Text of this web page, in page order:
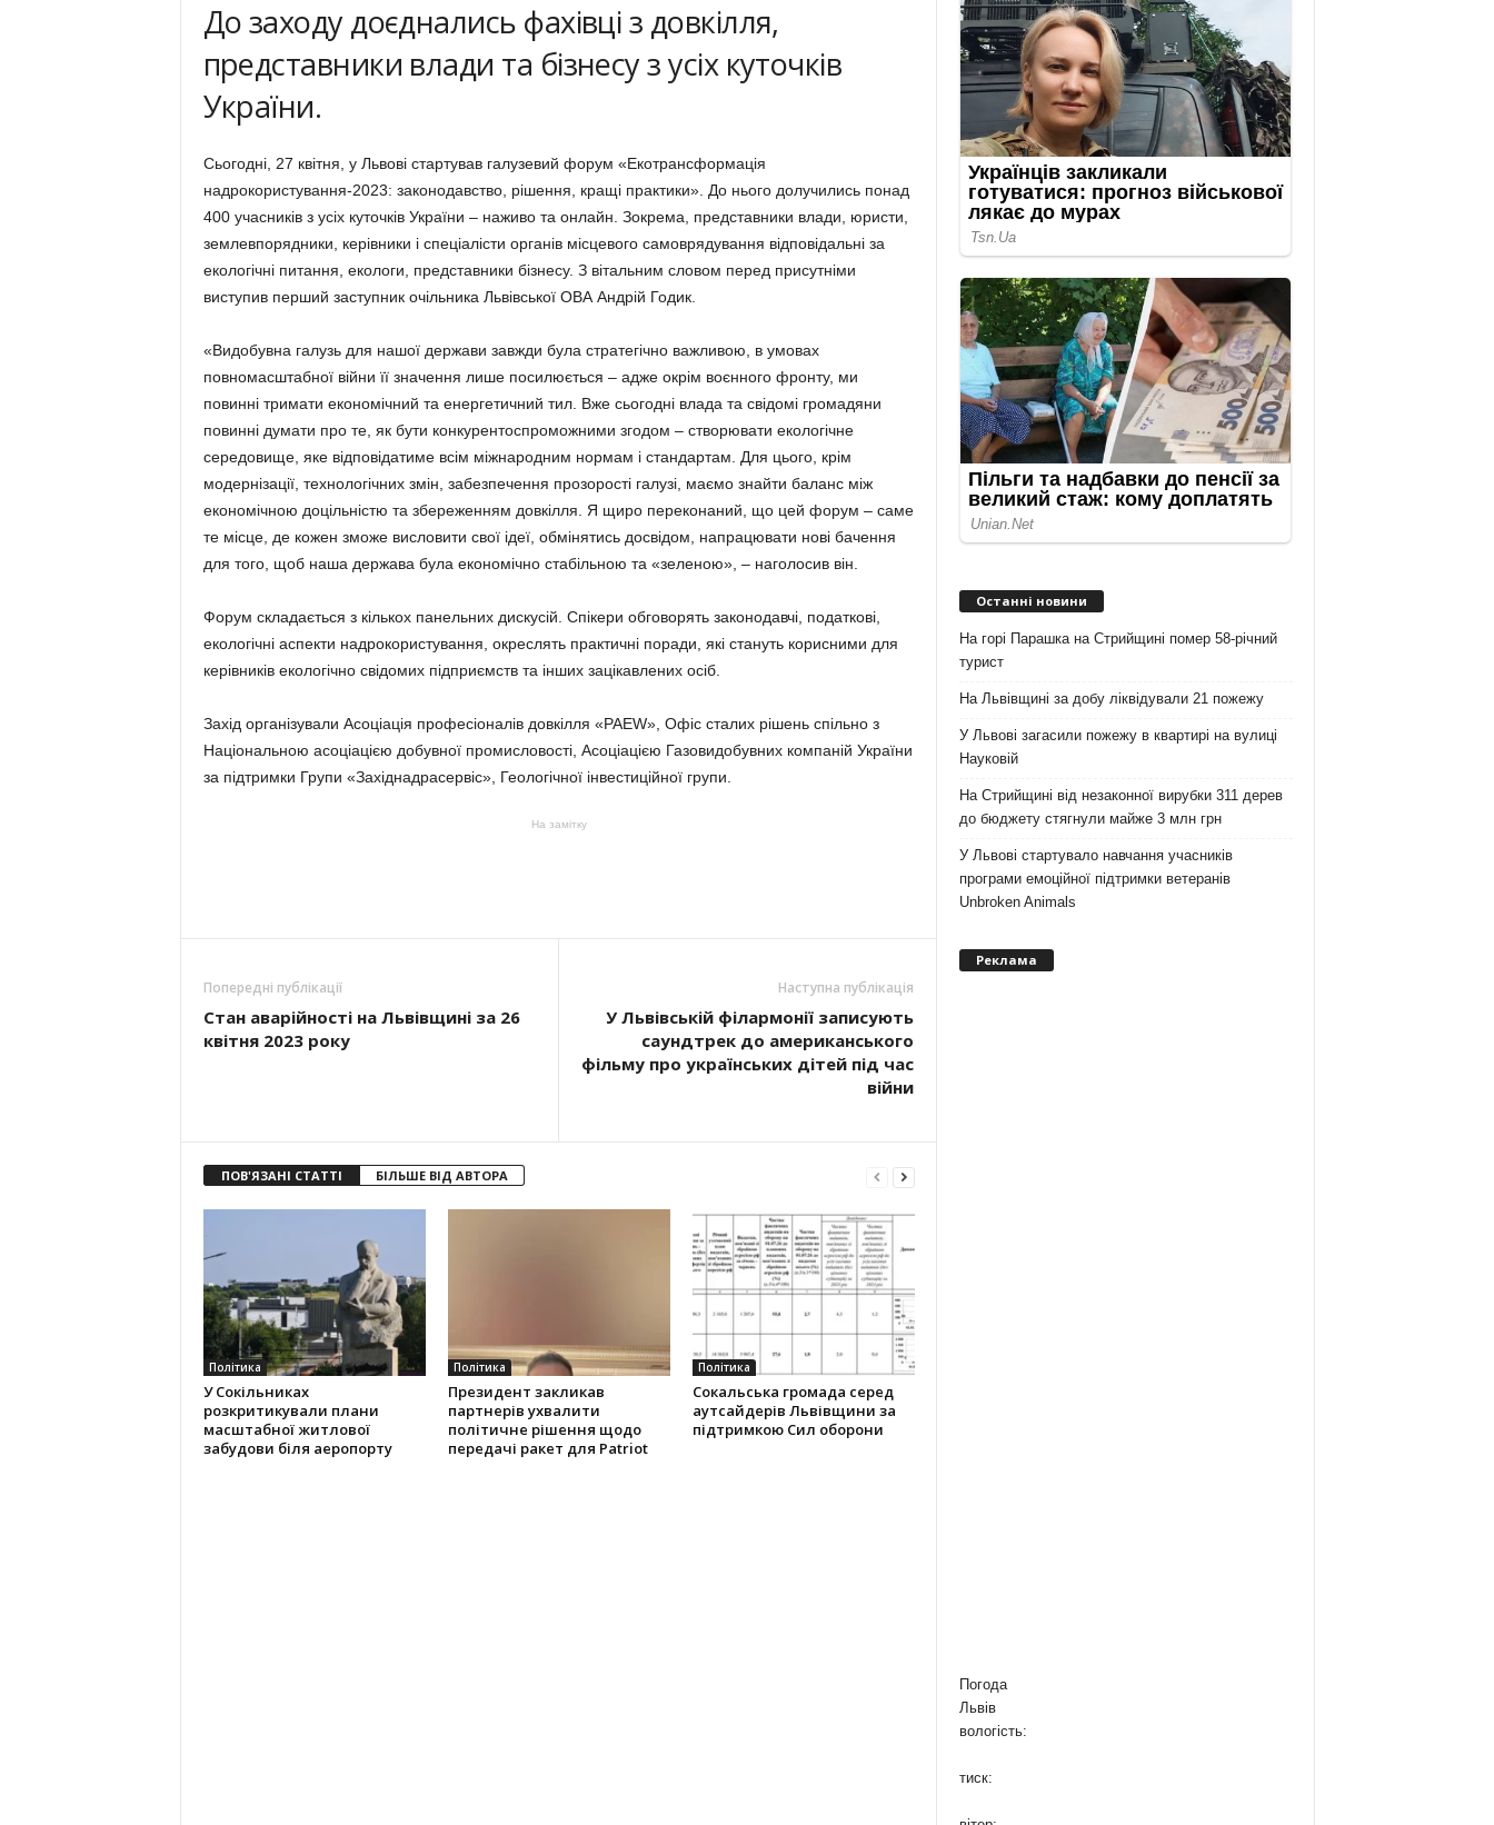
До заходу доєднались фахівці з довкілля,
представники влади та бізнесу з усіх куточків
України.
Сьогодні, 27 квітня, у Львові стартував галузевий форум «Екотрансформація
надрокористування-2023: законодавство, рішення, кращі практики». До нього долучились понад
400 учасників з усіх куточків України – наживо та онлайн. Зокрема, представники влади, юристи,
землевпорядники, керівники і спеціалісти органів місцевого самоврядування відповідальні за
екологічні питання, екологи, представники бізнесу. З вітальним словом перед присутніми
виступив перший заступник очільника Львівської ОВА Андрій Годик.
«Видобувна галузь для нашої держави завжди була стратегічно важливою, в умовах
повномасштабної війни її значення лише посилюється – адже окрім воєнного фронту, ми
повинні тримати економічний та енергетичний тил. Вже сьогодні влада та свідомі громадяни
повинні думати про те, як бути конкурентоспроможними згодом – створювати екологічне
середовище, яке відповідатиме всім міжнародним нормам і стандартам. Для цього, крім
модернізації, технологічних змін, забезпечення прозорості галузі, маємо знайти баланс між
економічною доцільністю та збереженням довкілля. Я щиро переконаний, що цей форум – саме
те місце, де кожен зможе висловити свої ідеї, обмінятись досвідом, напрацювати нові бачення
для того, щоб наша держава була економічно стабільною та «зеленою», – наголосив він.
Форум складається з кількох панельних дискусій. Спікери обговорять законодавчі, податкові,
екологічні аспекти надрокористування, окреслять практичні поради, які стануть корисними для
керівників екологічно свідомих підприємств та інших зацікавлених осіб.
Захід організували Асоціація професіоналів довкілля «PAEW», Офіс сталих рішень спільно з
Національною асоціацією добувної промисловості, Асоціацією Газовидобувних компаній України
за підтримки Групи «Західнадрасервіс», Геологічної інвестиційної групи.
На замітку
Попередні публікації
Стан аварійності на Львівщині за 26
квітня 2023 року
Наступна публікація
У Львівській філармонії записують
саундтрек до американського
фільму про українських дітей під час
війни
ПОВ'ЯЗАНІ СТАТТІ БІЛЬШЕ ВІД АВТОРА
Політика
У Сокільниках
розкритикували плани
масштабної житлової
забудови біля аеропорту
Політика
Президент закликав
партнерів ухвалити
політичне рішення щодо
передачі ракет для Patriot
Політика
Сокальська громада серед
аутсайдерів Львівщини за
підтримкою Сил оборони
Останні новини
На горі Парашка на Стрийщині помер 58-річний
турист
На Львівщині за добу ліквідували 21 пожежу
У Львові загасили пожежу в квартирі на вулиці
Науковій
На Стрийщині від незаконної вирубки 311 дерев
до бюджету стягнули майже 3 млн грн
У Львові стартувало навчання учасників
програми емоційної підтримки ветеранів
Unbroken Animals
Реклама
Погода
Львів
вологість:
тиск: